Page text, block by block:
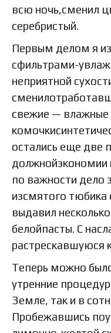
всю ночь,сменил
серебристый.
Первым делом я
сфильтрами-
неприятной
свежие — влажные
остались еще две
должнойэкономии
по важности дело
изсмятого
выдавил
белойпасты. С
растрескавшуюся
Теперь можно
утренние
Земле, так и в
Пробежавшись